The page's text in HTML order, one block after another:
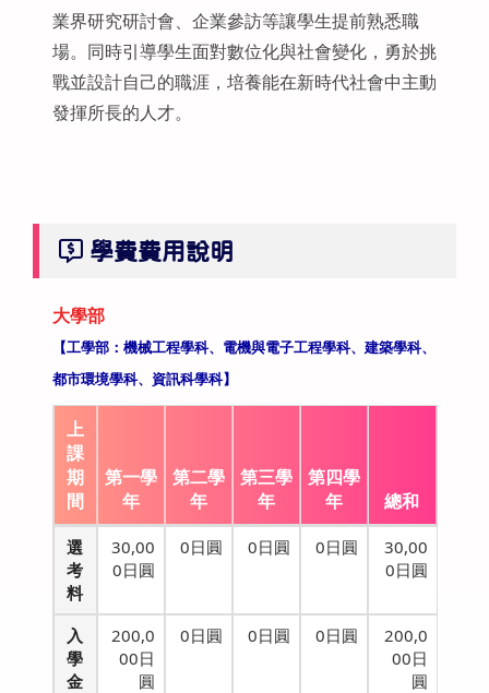
業界研究研討會、企業參訪等讓學生提前熟悉職
場。同時引導學生面對數位化與社會變化，勇於挑
戰並設計自己的職涯，培養能在新時代社會中主動
發揮所長的人才。
學費費用說明
大學部
【工學部：機械工程學科、電機與電子工程學科、建築學科、
都市環境學科、資訊科學科】
上
課
期
間
第一學
年
第二學
年
第三學
年
第四學
年
總和
選
考
料
30,00
0日圓
0日圓 0日圓 0日圓
30,00
0日圓
入
學
金
200,0
00日
圓
0日圓 0日圓 0日圓
200,0
00日
圓